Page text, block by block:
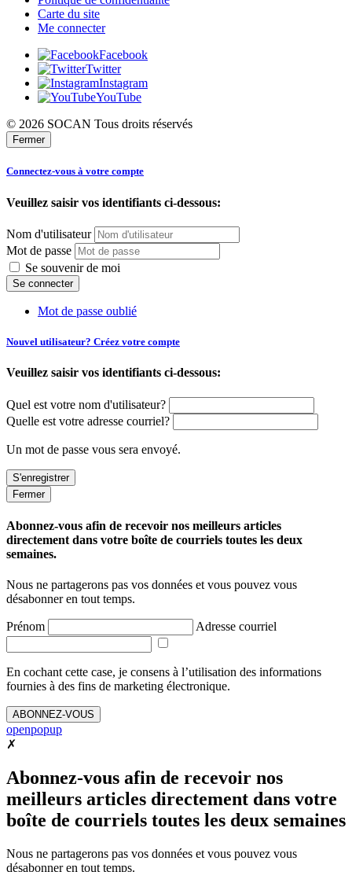
Carte du site
Me connecter
Facebook
Twitter
Instagram
YouTube
© 2026 SOCAN Tous droits réservés
Fermer
Connectez-vous à votre compte
Veuillez saisir vos identifiants ci-dessous:
Nom d'utilisateur
Mot de passe
Se souvenir de moi
Mot de passe oublié
Nouvel utilisateur? Créez votre compte
Veuillez saisir vos identifiants ci-dessous:
Quel est votre nom d'utilisateur?
Quelle est votre adresse courriel?
Un mot de passe vous sera envoyé.
Fermer
Abonnez-vous afin de recevoir nos meilleurs articles
directement dans votre boîte de courriels toutes les deux
semaines.
Nous ne partagerons pas vos données et vous pouvez vous
désabonner en tout temps.
Prénom Adresse courriel
En cochant cette case, je consens à l’utilisation des informations
fournies à des fins de marketing électronique.
ABONNEZ-VOUS
openpopup
✗
Abonnez-vous afin de recevoir nos
meilleurs articles directement dans votre
boîte de courriels toutes les deux semaines
Nous ne partagerons pas vos données et vous pouvez vous
désabonner en tout temps.